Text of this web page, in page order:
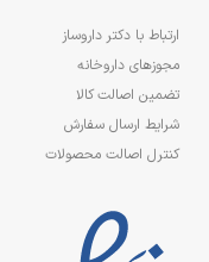
ارتباط با دکتر داروساز
مجوزهای داروخانه
تضمین اصالت کالا
شرایط ارسال سفارش
کنترل اصالت محصولات